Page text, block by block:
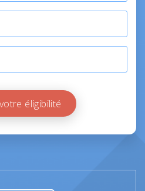
Vérifier votre éligibilité